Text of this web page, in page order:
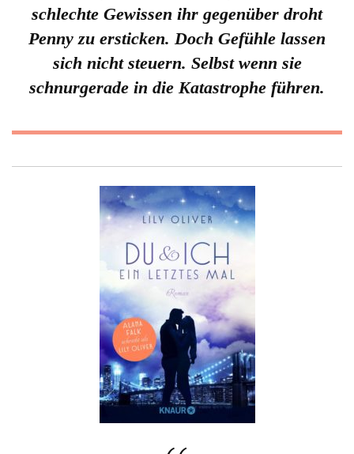
schlechte Gewissen ihr gegenüber droht
Penny zu ersticken. Doch Gefühle lassen
sich nicht steuern. Selbst wenn sie
schnurgerade in die Katastrophe führen.